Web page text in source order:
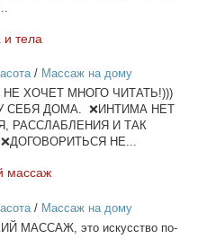
те­ла
/ Массаж на дому
НЕ ХОЧЕТ МНОГО ЧИТАТЬ!)))
СЕБЯ ДОМА. ❌ИНТИМА НЕТ
РАССЛАБЛЕНИЯ И ТАК
НЕ...
мас­саж
/ Массаж на дому
МАССАЖ, это ис­кус­ство по­